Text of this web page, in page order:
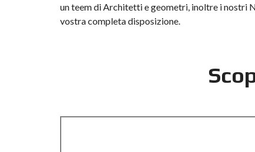
un teem di Architetti e geometri, inoltre i nostri
vostra completa disposizione.